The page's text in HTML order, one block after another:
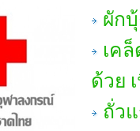
ผัก
เค
ด้วย
ถั่ว